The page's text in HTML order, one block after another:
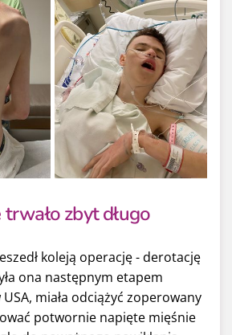
trwało zbyt długo
koleją operację - derotację
ona następnym etapem
miała odciążyć zoperowany
potwornie napięte mięśnie